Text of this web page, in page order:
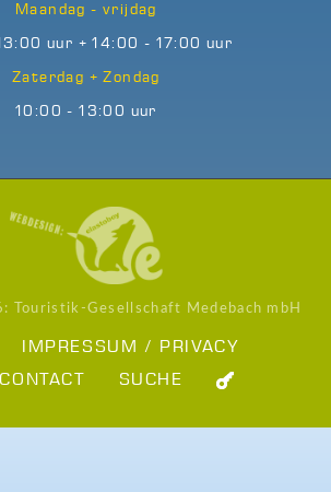
Maandag - vrijdag
uur + 14:00 - 17:00 uur
Zaterdag + Zondag
10:00 - 13:00 uur
Touristik-Gesellschaft Medebach mbH
IMPRESSUM / PRIVACY
SUCHE